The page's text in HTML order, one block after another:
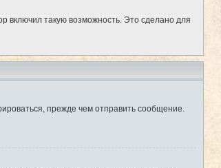
включил такую возможность. Это сделано для
прежде чем отправить сообщение.